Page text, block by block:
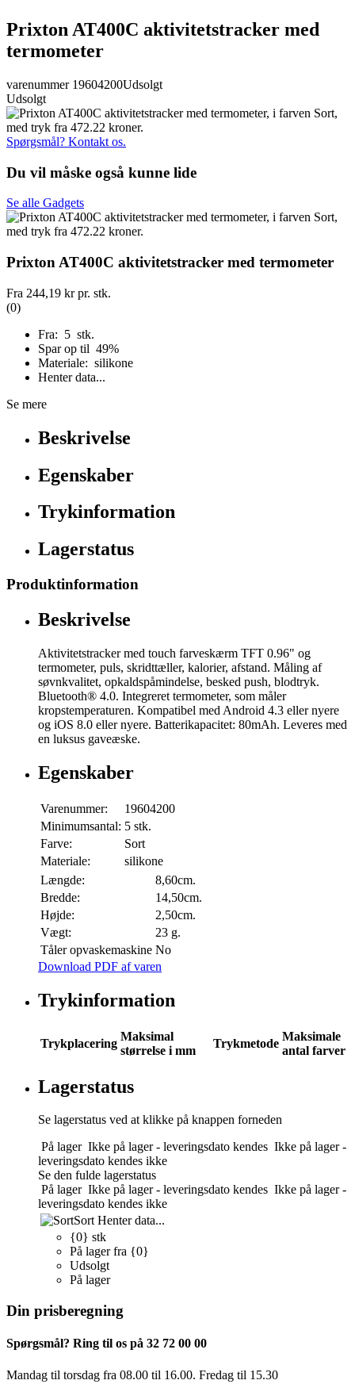
Prixton AT400C aktivitetstracker med
termometer
varenummer 19604200Udsolgt
Udsolgt
Spørgsmål? Kontakt os.
Du vil måske også kunne lide
Se alle Gadgets
Prixton AT400C aktivitetstracker med termometer
Fra 244,19 krpr. stk.
(0)
Fra: 5 stk.
Spar op til 49%
Materiale: silikone
Henter data...
Se mere
Beskrivelse
Egenskaber
Trykinformation
Lagerstatus
Produktinformation
Beskrivelse
Aktivitetstracker med touch farveskærm TFT 0.96" og
termometer, puls, skridttæller, kalorier, afstand. Måling af
søvnkvalitet, opkaldspåmindelse, besked push, blodtryk.
Bluetooth® 4.0. Integreret termometer, som måler
kropstemperaturen. Kompatibel med Android 4.3 eller nyere
og iOS 8.0 eller nyere. Batterikapacitet: 80mAh. Leveres med
en luksus gaveæske.
Egenskaber
Varenummer:
19604200
Minimumsantal: 5 stk.
Farve:
Sort
Materiale:
silikone
Længde:
8,60cm.
Bredde:
14,50cm.
Højde:
2,50cm.
Vægt:
23 g.
Tåler opvaskemaskine No
Download PDF af varen
Trykinformation
Trykplacering
Maksimal
størrelse i mm
Trykmetode
Maksimale
antal farver
Lagerstatus
Se lagerstatus ved at klikke på knappen forneden
På lager Ikke på lager - leveringsdato kendes Ikke på lager -
leveringsdato kendes ikke
Se den fulde lagerstatus
På lager Ikke på lager - leveringsdato kendes Ikke på lager -
leveringsdato kendes ikke
Sort Henter data...
{0} stk
På lager fra {0}
Udsolgt
På lager
Din prisberegning
Spørgsmål? Ring til os på 32 72 00 00
Mandag til torsdag fra 08.00 til 16.00. Fredag ​​til 15.30